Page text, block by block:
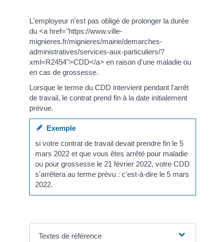
L'employeur n'est pas obligé de prolonger la durée
du <a href="https://www.ville-
mignieres.fr/mignieres/mairie/demarches-
administratives/services-aux-particuliers/?
xml=R2454">CDD</a> en raison d'une maladie ou
en cas de grossesse.
Lorsque le terme du CDD intervient pendant l'arrêt
de travail, le contrat prend fin à la date initialement
prévue.
Exemple
si votre contrat de travail devait prendre fin le 5
mars 2022 et que vous êtes arrêté pour maladie
ou pour grossesse le 21 février 2022, votre CDD
s'arrêtera au terme prévu : c'est-à-dire le 5 mars
2022.
Textes de référence